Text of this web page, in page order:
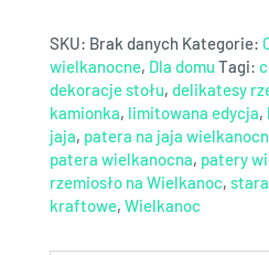
SKU: Brak danych Kategorie:
wielkanocne, Dla domu Tagi:
dekoracje stołu, delikatesy
kamionka, limitowana edycja,
jaja, patera na jaja
patera wielkanocna, patery
rzemiosło na Wielkanoc,
kraftowe, Wielkanoc